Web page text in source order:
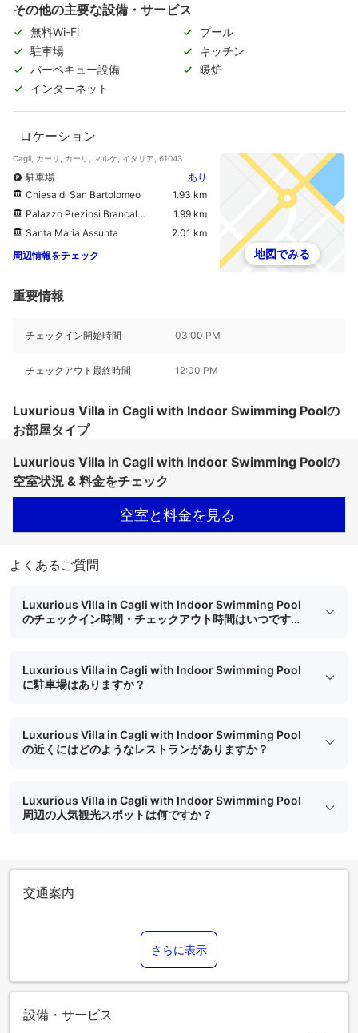
その他の主要な設備・サービス
無料Wi-Fi
プール
駐車場
キッチン
バーベキュー設備
暖炉
インターネット
ロケーション
Cagli, カーリ, カーリ, マルケ, イタリア, 61043
駐車場
あり
Chiesa di San Bartolomeo
1.93 km
Palazzo Preziosi Brancaleoni
1.99 km
Santa Maria Assunta
2.01 km
周辺情報をチェック
地図でみる
重要情報
チェックイン開始時間 03:00 PM
チェックアウト最終時間 12:00 PM
Luxurious Villa in Cagli with Indoor Swimming Poolの
お部屋タイプ
Luxurious Villa in Cagli with Indoor Swimming Poolの
空室状況 & 料金をチェック
空室と料金を見る
よくあるご質問
Luxurious Villa in Cagli with Indoor Swimming Pool
のチェックイン時間・チェックアウト時間はいつです
Luxurious Villa in Cagli with Indoor Swimming Pool
に駐車場はありますか？
Luxurious Villa in Cagli with Indoor Swimming Pool
の近くにはどのようなレストランがありますか？
Luxurious Villa in Cagli with Indoor Swimming Pool
周辺の人気観光スポットは何ですか？
交通案内
さらに表示
設備・サービス